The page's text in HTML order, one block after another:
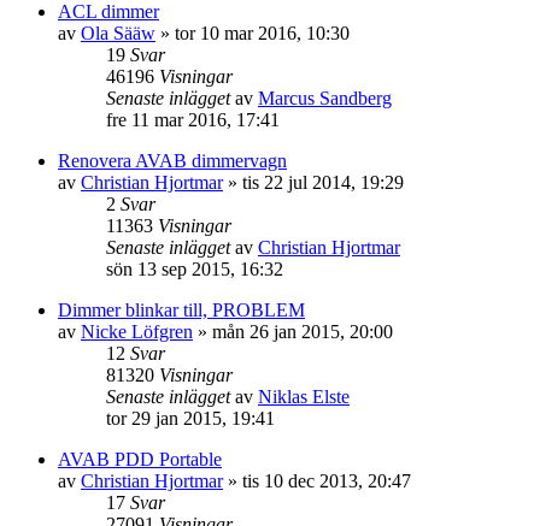
ACL dimmer
av Ola Sääw » tor 10 mar 2016, 10:30
19 Svar
46196 Visningar
Senaste inläggetav Marcus Sandberg
fre 11 mar 2016, 17:41
Renovera AVAB dimmervagn
av Christian Hjortmar» tis 22 jul 2014, 19:29
2 Svar
11363 Visningar
Senaste inläggetav Christian Hjortmar
sön 13 sep 2015, 16:32
Dimmer blinkar till, PROBLEM
av Nicke Löfgren » mån 26 jan 2015, 20:00
12 Svar
81320 Visningar
Senaste inläggetav Niklas Elste
tor 29 jan 2015, 19:41
AVAB PDD Portable
av Christian Hjortmar» tis 10 dec 2013, 20:47
17 Svar